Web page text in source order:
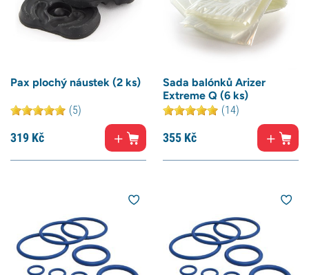
Pax plochý náustek (2 ks)
(5)
319 Kč
Sada balónků Arizer
Extreme Q (6 ks)
(14)
355 Kč